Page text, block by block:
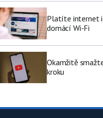
Platíte internet i
domácí Wi-Fi
Okamžitě
kroku